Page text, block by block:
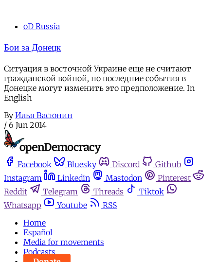
oD Russia
Бои за Донецк
Ситуация в восточной Украине еще не считают
гражданской войной, но последние события в
Донецке могут изменить это предположение. In
English
By Илья Васюнин
/ 6 Jun 2014
Facebook Bluesky Discord
Github
Instagram
Linkedin Mastodon
Pinterest
Reddit
Telegram Threads
Tiktok
Whatsapp
Youtube
RSS
Home
Español
Media for movements
Podcasts